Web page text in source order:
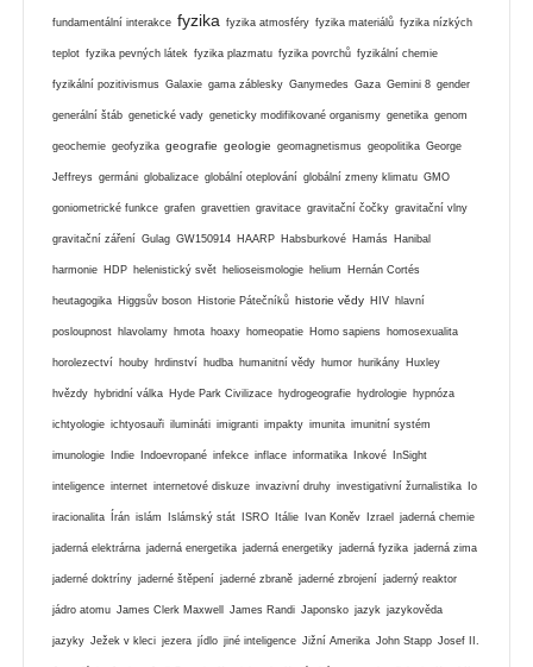
fundamentální interakce fyzika fyzika atmosféry fyzika materiálů fyzika nízkých
teplot fyzika pevných látek fyzika plazmatu fyzika povrchů fyzikální chemie
fyzikální pozitivismus Galaxie gama záblesky Ganymedes Gaza Gemini 8 gender
generální štáb genetické vady geneticky modifikované organismy genetika genom
geochemie geofyzika geografie geologie geomagnetismus geopolitika George
Jeffreys germáni globalizace globální oteplování globální zmeny klimatu GMO
goniometrické funkce grafen gravettien gravitace gravitační čočky gravitační vlny
gravitační záření Gulag GW150914 HAARP Habsburkové Hamás Hanibal
harmonie HDP helenistický svět helioseismologie helium Hernán Cortés
heutagogika Higgsův boson Historie Pátečníků historie vědy HIV hlavní
posloupnost hlavolamy hmota hoaxy homeopatie Homo sapiens homosexualita
horolezectví houby hrdinství hudba humanitní vědy humor hurikány Huxley
hvězdy hybridní válka Hyde Park Civilizace hydrogeografie hydrologie hypnóza
ichtyologie ichtyosauři ilumináti imigranti impakty imunita imunitní systém
imunologie Indie Indoevropané infekce inflace informatika Inkové InSight
inteligence internet internetové diskuze invazivní druhy investigativní žurnalistika Io
iracionalita Írán islám Islámský stát ISRO Itálie Ivan Koněv Izrael jaderná chemie
jaderná elektrárna jaderná energetika jaderná energetiky jaderná fyzika jaderná zima
jaderné doktríny jaderné štěpení jaderné zbraně jaderné zbrojení jaderný reaktor
jádro atomu James Clerk Maxwell James Randi Japonsko jazyk jazykověda
jazyky Ježek v kleci jezera jídlo jiné inteligence Jižní Amerika John Stapp Josef II.